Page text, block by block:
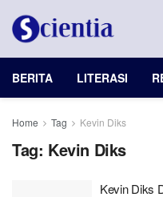
BERITA LITERASI
Home Tag Kevin Diks
Tag: Kevin Diks
Kevin Diks